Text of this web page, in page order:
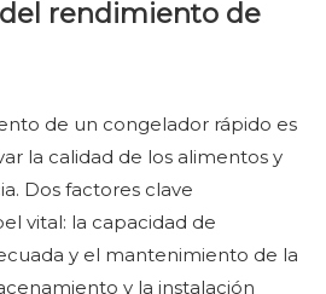
rendimiento de
de un congelador rápido es
la calidad de los alimentos y
Dos factores clave
vital: la capacidad de
y el mantenimiento de la
y la instalación